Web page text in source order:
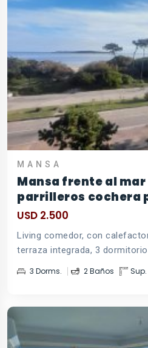
MANSA
Mansa frente al
parrilleros cochera
USD 2.500
Living comedor, con
terraza integrada, 3
3 Dorms. 2 Baños